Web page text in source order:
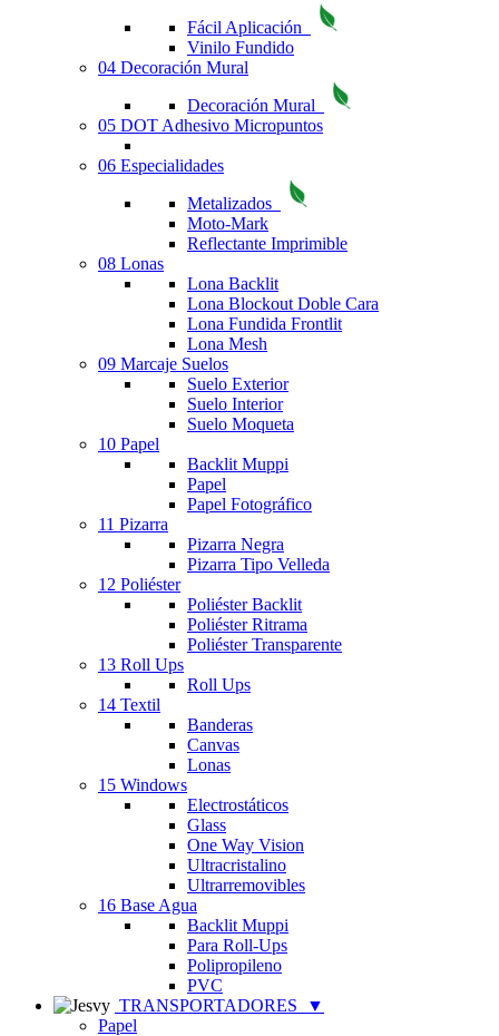
Fácil Aplicación
Vinilo Fundido
04 Decoración Mural
Decoración Mural
05 DOT Adhesivo Micropuntos
06 Especialidades
Metalizados
Moto-Mark
Reflectante Imprimible
08 Lonas
Lona Backlit
Lona Blockout Doble Cara
Lona Fundida Frontlit
Lona Mesh
09 Marcaje Suelos
Suelo Exterior
Suelo Interior
Suelo Moqueta
10 Papel
Backlit Muppi
Papel
Papel Fotográfico
11 Pizarra
Pizarra Negra
Pizarra Tipo Velleda
12 Poliéster
Poliéster Backlit
Poliéster Ritrama
Poliéster Transparente
13 Roll Ups
Roll Ups
14 Textil
Banderas
Canvas
Lonas
15 Windows
Electrostáticos
Glass
One Way Vision
Ultracristalino
Ultrarremovibles
16 Base Agua
Backlit Muppi
Para Roll-Ups
Polipropileno
PVC
TRANSPORTADORES
▼
Papel